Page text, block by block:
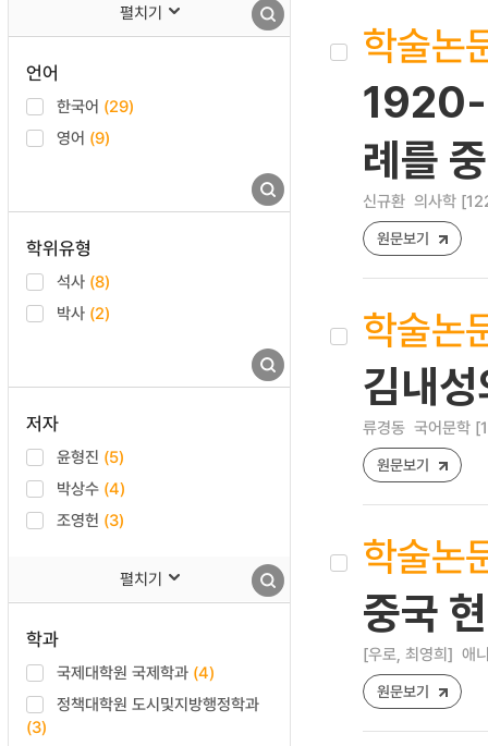
펼치기
언어
한국어 (29)
영어 (9)
학위유형
석사 (8)
박사 (2)
저자
윤형진 (5)
박상수 (4)
조영헌 (3)
펼치기
학과
국제대학원 국제학과 (4)
정책대학원 도시및지방행정학과
(3)
학술논
1920-
례를
신규환 의사학
원문보기
학술논
김내성
류경동 국어문학
원문보기
학술논
중국
[우로, 최영희] 애
원문보기